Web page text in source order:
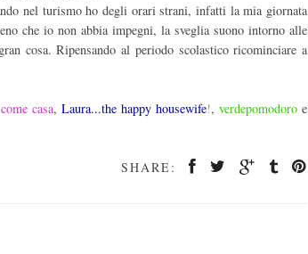
nel turismo ho degli orari strani, infatti la mia giornata
che io non abbia impegni, la sveglia suono intorno alle
cosa. Ripensando al periodo scolastico ricominciare a
casa, Laura...the happy housewife!, verdepomodoro e
SHARE: